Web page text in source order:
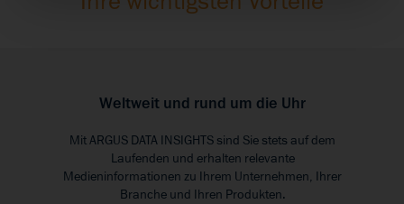
Weltweit und rund um die Uhr
Mit ARGUS DATA INSIGHTS sind Sie stets auf dem
Laufenden und erhalten relevante
Medieninformationen zu Ihrem Unternehmen, Ihrer
Branche und Ihren Produkten.